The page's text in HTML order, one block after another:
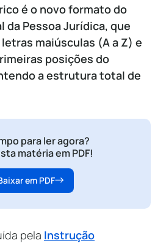
é o novo formato do
da Pessoa Jurídica, que
maiúsculas (A a Z) e
posições do
a estrutura total de
para ler agora?
matéria em PDF!
em PDF
pela Instrução